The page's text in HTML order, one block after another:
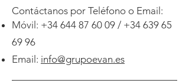
Contáctanos por Teléfono o Email:
Móvil: +34 644 87 60 09 / +34 639 65
69 96
Email: info@grupoevan.es